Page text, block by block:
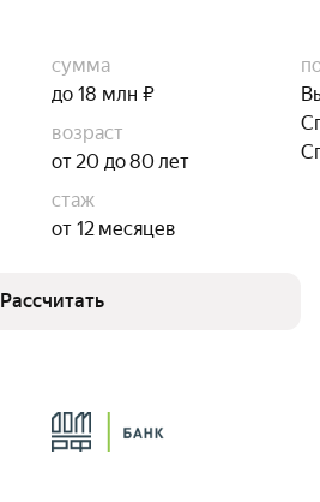
сумма
до 18 млн ₽
возраст
от 20 до 80 лет
стаж
от 12 месяцев
Рассчитать